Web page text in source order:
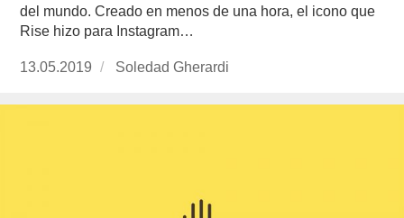
del mundo. Creado en menos de una hora, el icono que
Rise hizo para Instagram…
Publicado
13.05.2019
https://www.experimenta.es/author/soledad-
Soledad Gherardi